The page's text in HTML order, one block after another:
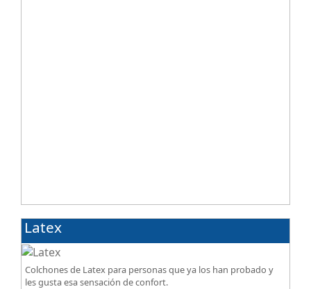
Latex
Colchones de Latex para personas que ya los han probado y
les gusta esa sensación de confort.